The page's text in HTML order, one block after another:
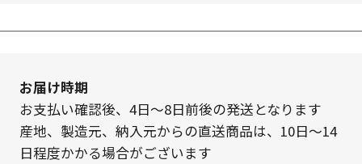
お届け時期
お支払い確認後、4日～8日前後の発送となります
産地、製造元、納入元からの直送商品は、10日～14
日程度かかる場合がございます